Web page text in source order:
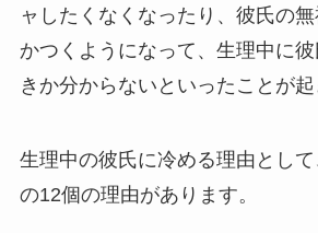
ャしたくなくなったり、彼氏の
かつくようになって、生理中に
きか分からないといったことが起
生理中の彼氏に冷める理由とし
の12個の理由があります。